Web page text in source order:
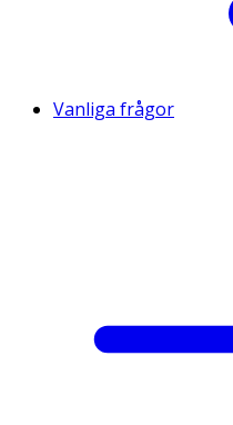
Vanliga frågor